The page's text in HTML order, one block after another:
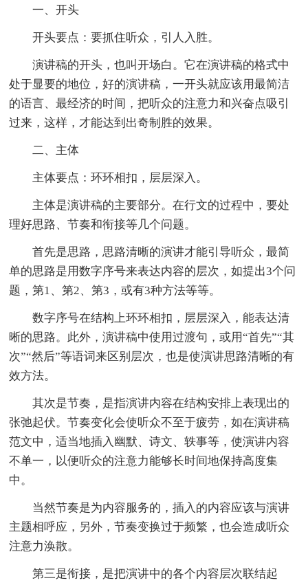
一、开头
开头要点：要抓住听众，引人入胜。
演讲稿的开头，也叫开场白。它在演讲稿的格式中
处于显要的地位，好的演讲稿，一开头就应该用最简洁
的语言、最经济的时间，把听众的注意力和兴奋点吸引
过来，这样，才能达到出奇制胜的效果。
二、主体
主体要点：环环相扣，层层深入。
主体是演讲稿的主要部分。在行文的过程中，要处
理好思路、节奏和衔接等几个问题。
首先是思路，思路清晰的演讲才能引导听众，最简
单的思路是用数字序号来表达内容的层次，如提出3个问
题，第1、第2、第3，或有3种方法等等。
数字序号在结构上环环相扣，层层深入，能表达清
晰的思路。此外，演讲稿中使用过渡句，或用“首先”“其
次”“然后”等语词来区别层次，也是使演讲思路清晰的有
效方法。
其次是节奏，是指演讲内容在结构安排上表现出的
张弛起伏。节奏变化会使听众不至于疲劳，如在演讲稿
范文中，适当地插入幽默、诗文、轶事等，使演讲内容
不单一，以便听众的注意力能够长时间地保持高度集
中。
当然节奏是为内容服务的，插入的内容应该与演讲
主题相呼应，另外，节奏变换过于频繁，也会造成听众
注意力涣散。
第三是衔接，是把演讲中的各个内容层次联结起